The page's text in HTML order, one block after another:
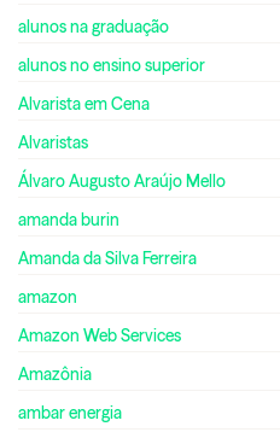
alunos na graduação
alunos no ensino superior
Alvarista em Cena
Alvaristas
Álvaro Augusto Araújo Mello
amanda burin
Amanda da Silva Ferreira
amazon
Amazon Web Services
Amazônia
ambar energia